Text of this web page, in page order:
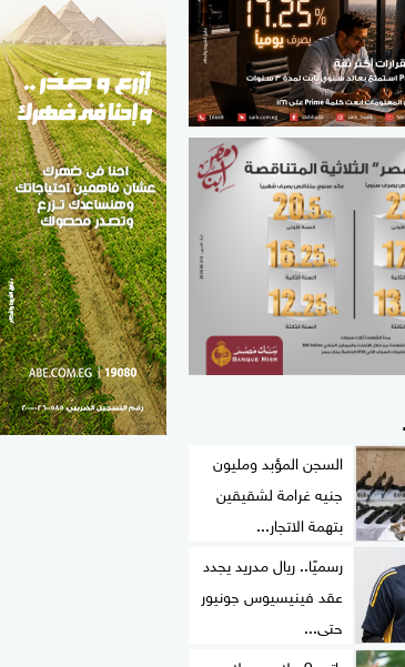
مواهب مصر
السجن المؤبد ومليون
جنيه غرامة لشقيقين
بتهمة الاتجار...
رسميًا.. ريال مدريد يجدد
عقد فينيسيوس جونيور
حتى...